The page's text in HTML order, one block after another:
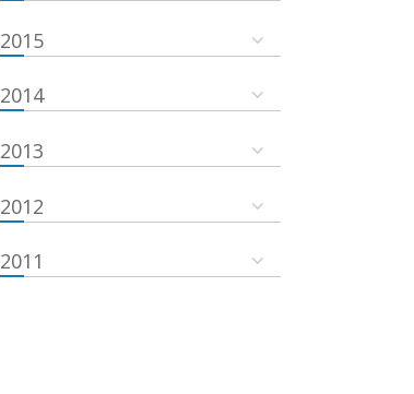
2015
2014
2013
2012
2011